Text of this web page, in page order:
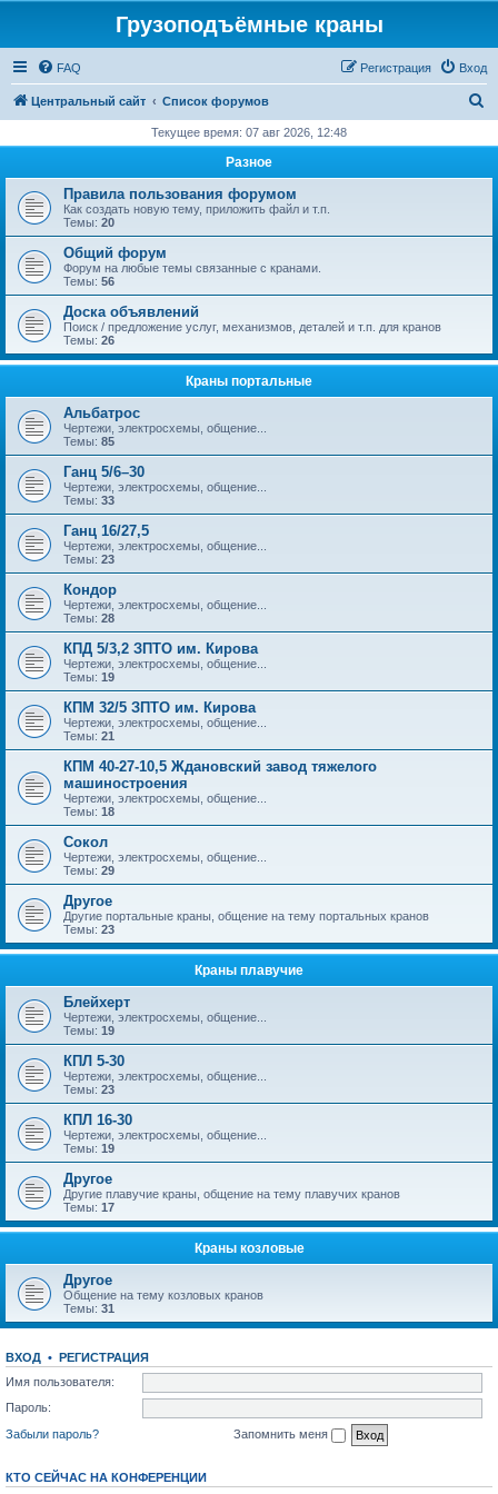
Грузоподъёмные краны
FAQ Вход
Регистрация
Центральный сайт Список форумов
с
Текущее время: 07 авг 2026, 12:48
Разное
Правила пользования форумом
Как создать новую тему, приложить файл и т.п.
Темы: 20
Общий форум
Форум на любые темы связанные с кранами.
Темы: 56
Доска объявлений
Поиск / предложение услуг, механизмов, деталей и т.п. для кранов
Темы: 26
Краны портальные
Альбатрос
Чертежи, электросхемы, общение...
Темы: 85
Ганц 5/6–30
Чертежи, электросхемы, общение...
Темы: 33
Ганц 16/27,5
Чертежи, электросхемы, общение...
Темы: 23
Кондор
Чертежи, электросхемы, общение...
Темы: 28
КПД 5/3,2 ЗПТО им. Кирова
Чертежи, электросхемы, общение...
Темы: 19
КПМ 32/5 ЗПТО им. Кирова
Чертежи, электросхемы, общение...
Темы: 21
КПМ 40-27-10,5 Ждановский завод тяжелого
машиностроения
Чертежи, электросхемы, общение...
Темы: 18
Сокол
Чертежи, электросхемы, общение...
Темы: 29
Другое
Другие портальные краны, общение на тему портальных кранов
Темы: 23
Краны плавучие
Блейхерт
Чертежи, электросхемы, общение...
Темы: 19
КПЛ 5-30
Чертежи, электросхемы, общение...
Темы: 23
КПЛ 16-30
Чертежи, электросхемы, общение...
Темы: 19
Другое
Другие плавучие краны, общение на тему плавучих кранов
Темы: 17
Краны козловые
Другое
Общение на тему козловых кранов
Темы: 31
ВХОД • РЕГИСТРАЦИЯ
Имя пользователя:
Пароль:
Забыли пароль?
Запомнить меня
КТО СЕЙЧАС НА КОНФЕРЕНЦИИ